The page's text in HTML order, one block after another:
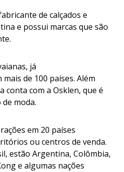
de calçados e
e possui marcas que são
já
de 100 países. Além
conta com a Osklen, que é
moda.
em 20 países
ou centros de venda.
estão Argentina, Colômbia,
e algumas nações